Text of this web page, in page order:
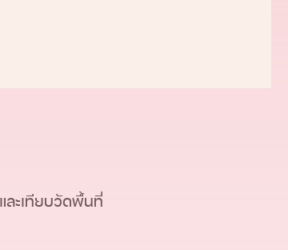
เรื่องของความ
ละเทียบวัดพื้นที่